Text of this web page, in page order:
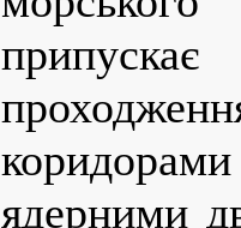
ядерними